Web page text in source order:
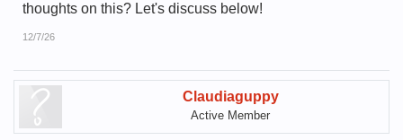
thoughts on this? Let's discuss below!
12/7/26
Claudiaguppy
Active Member